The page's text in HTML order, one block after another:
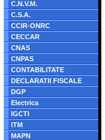
C.N.V.M.
C.S.A.
CCIR-ONRC
CECCAR
CNAS
CNPAS
CONTABILITATE
DECLARATII FISCALE
DGP
Electrica
IGCTI
ITM
MAPN